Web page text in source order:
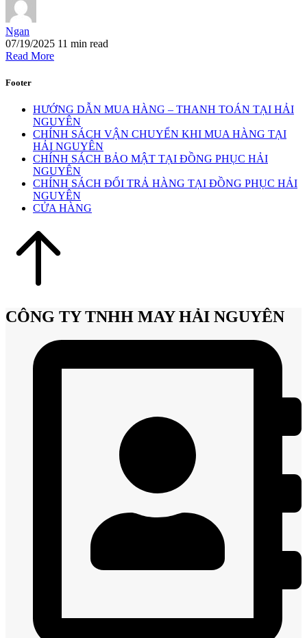
Ngan
07/19/2025 11 min read
Read More
Footer
HƯỚNG DẪN MUA HÀNG – THANH TOÁN TẠI HẢI
NGUYÊN
CHÍNH SÁCH VẬN CHUYỂN KHI MUA HÀNG TẠI
HẢI NGUYÊN
CHÍNH SÁCH BẢO MẬT TẠI ĐỒNG PHỤC HẢI
NGUYÊN
CHÍNH SÁCH ĐỔI TRẢ HÀNG TẠI ĐỒNG PHỤC HẢI
NGUYÊN
CỬA HÀNG
CÔNG TY TNHH MAY HẢI NGUYÊN